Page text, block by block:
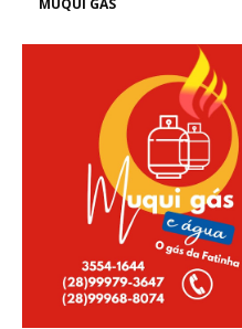
MUQUI GÁS